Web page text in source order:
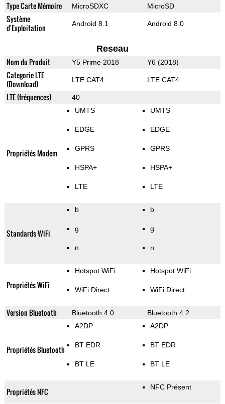
Type Carte Mémoire MicroSDXC MicroSD
Système
d'Exploitation
Android 8.1 Android 8.0
Reseau
Nom du Produit Y5 Prime 2018 Y6 (2018)
Categorie LTE
(Download)
LTE CAT4 LTE CAT4
LTE (fréquences) 40
Propriétés Modem
UMTS
EDGE
GPRS
HSPA+
LTE
UMTS
EDGE
GPRS
HSPA+
LTE
Standards WiFi
b
g
n
b
g
n
Propriétés WiFi
Hotspot WiFi
WiFi Direct
Hotspot WiFi
WiFi Direct
Version Bluetooth Bluetooth 4.0 Bluetooth 4.2
Propriétés Bluetooth
A2DP
BT EDR
BT LE
A2DP
BT EDR
BT LE
Propriétés NFC NFC Présent